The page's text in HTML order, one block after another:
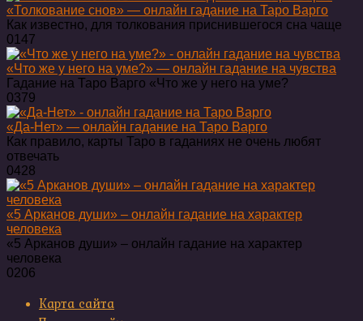
«Толкование снов» — онлайн гадание на Таро Варго
Как известно, для толкования приснившегося сна чаще
0147
«Что же у него на уме?» — онлайн гадание на чувства
Гадание на Таро Варго «Что же у него на уме?
0379
«Да-Нет» — онлайн гадание на Таро Варго
Как правило, карты Таро в гаданиях не очень любят
отвечать
0428
«5 Арканов души» – онлайн гадание на характер
человека
«5 Арканов души» – онлайн гадание на характер
человека
0206
Карта сайта